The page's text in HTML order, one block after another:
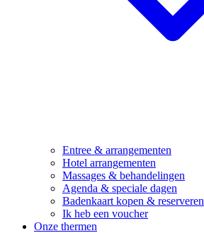
Entree & arrangementen
Hotel arrangementen
Massages & behandelingen
Agenda & speciale dagen
Badenkaart kopen & reserveren
Ik heb een voucher
Onze thermen